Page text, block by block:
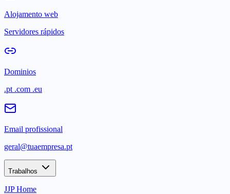
Alojamento web
Servidores rápidos
Dominios
.pt .com .eu
Email profissional
geral@tuaempresa.pt
Trabalhos
JJP Home